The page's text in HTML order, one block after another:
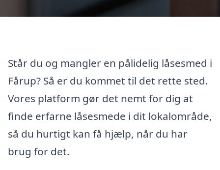
Står du og mangler en pålidelig låsesmed i
Fårup? Så er du kommet til det rette sted.
Vores platform gør det nemt for dig at
finde erfarne låsesmede i dit lokalområde,
så du hurtigt kan få hjælp, når du har
brug for det.